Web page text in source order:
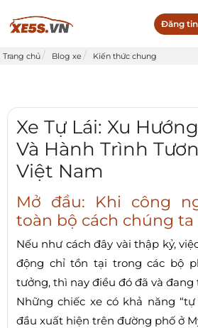
Đăng tin
Trang chủ Blog xe Kiến thức chung
Xe Tự Lái: Xu
Và Hành Trình
Việt Nam
Mở đầu: Khi công
toàn bộ cách chúng ta
Nếu như cách đây vài thập kỷ,
động chỉ tồn tại trong các bộ
tưởng, thì nay điều đó đã và
Những chiếc xe có khả năng
đầu xuất hiện trên đường phố ở